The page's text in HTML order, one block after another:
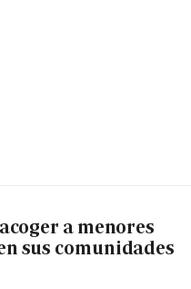
a menores
sus comunidades